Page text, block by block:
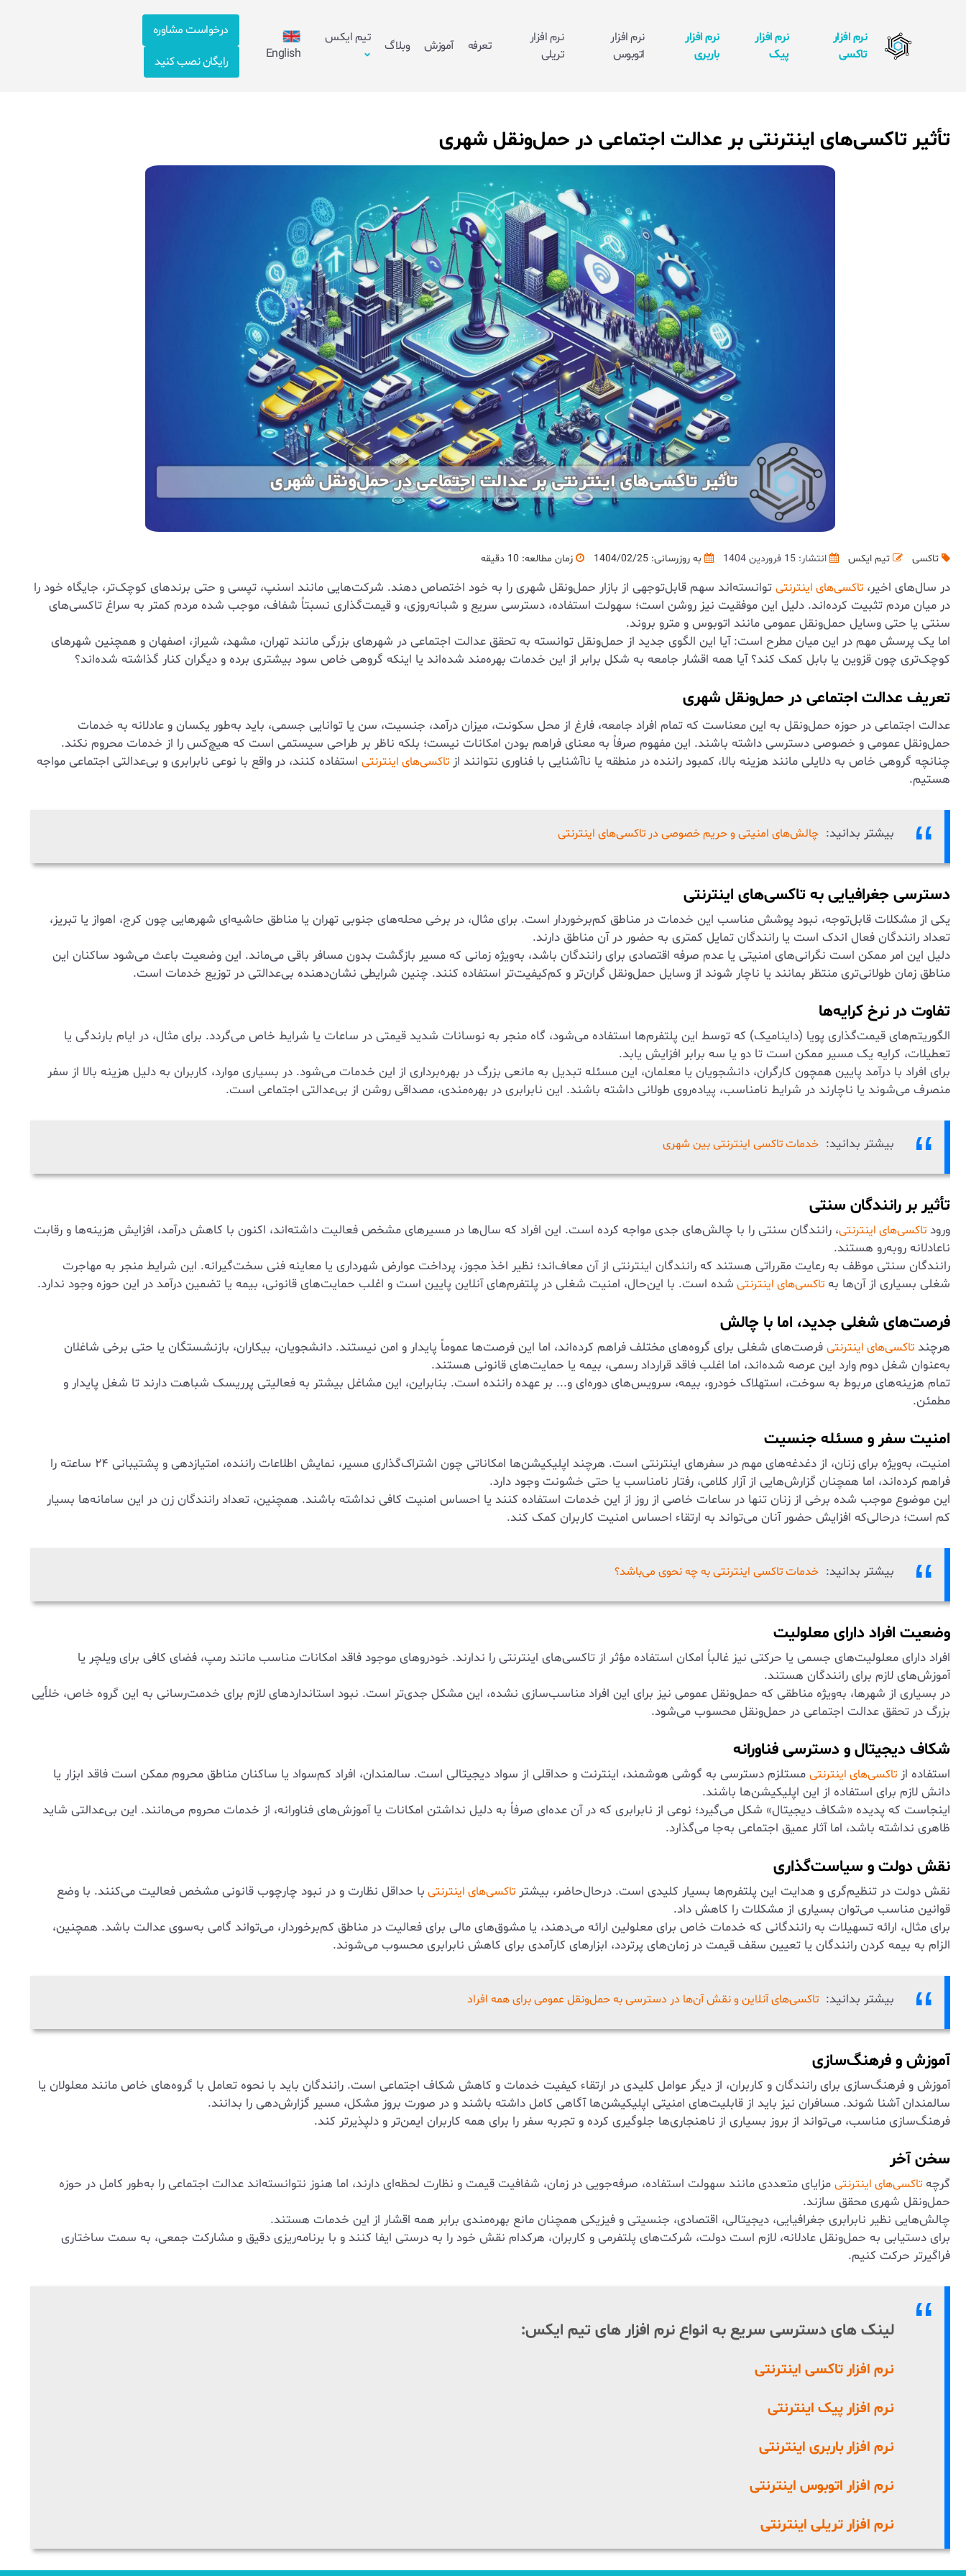
نرم افزار
تاکسی
نرم افزار
پیک
نرم افزار
باربری
نرم افزار
اتوبوس
نرم افزار
تریلی
تعرفه آموزش وبلاگ
تیم ایکس
English
درخواست مشاوره
رایگان نصب کنید
تأثیر تاکسی‌های اینترنتی بر عدالت اجتماعی در حمل‌ونقل شهری
تاکسی تیم ایکس انتشار: 15 فروردین 1404 به روزرسانی: 1404/02/25 زمان مطالعه: 10 دقیقه
در سال‌های اخیر، تاکسی‌های اینترنتی توانسته‌اند سهم قابل‌توجهی از بازار حمل‌ونقل شهری را به خود اختصاص دهند. شرکت‌هایی مانند اسنپ، تپسی و حتی برندهای کوچک‌تر، جایگاه خود را
در میان مردم تثبیت کرده‌اند. دلیل این موفقیت نیز روشن است؛ سهولت استفاده، دسترسی سریع و شبانه‌روزی، و قیمت‌گذاری نسبتاً شفاف، موجب شده مردم کمتر به سراغ تاکسی‌های
سنتی یا حتی وسایل حمل‌ونقل عمومی مانند اتوبوس و مترو بروند.
اما یک پرسش مهم در این میان مطرح است: آیا این الگوی جدید از حمل‌ونقل توانسته به تحقق عدالت اجتماعی در شهرهای بزرگی مانند تهران، مشهد، شیراز، اصفهان و همچنین شهرهای
کوچک‌تری چون قزوین یا بابل کمک کند؟ آیا همه اقشار جامعه به شکل برابر از این خدمات بهره‌مند شده‌اند یا اینکه گروهی خاص سود بیشتری برده و دیگران کنار گذاشته شده‌اند؟
تعریف عدالت اجتماعی در حمل‌ونقل شهری
عدالت اجتماعی در حوزه حمل‌ونقل به این معناست که تمام افراد جامعه، فارغ از محل سکونت، میزان درآمد، جنسیت، سن یا توانایی جسمی، باید به‌طور یکسان و عادلانه به خدمات
حمل‌ونقل عمومی و خصوصی دسترسی داشته باشند. این مفهوم صرفاً به معنای فراهم بودن امکانات نیست؛ بلکه ناظر بر طراحی سیستمی است که هیچ‌کس را از خدمات محروم نکند.
چنانچه گروهی خاص به دلایلی مانند هزینه بالا، کمبود راننده در منطقه یا ناآشنایی با فناوری نتوانند از تاکسی‌های اینترنتی استفاده کنند، در واقع با نوعی نابرابری و بی‌عدالتی اجتماعی مواجه
هستیم.
بیشتر بدانید: چالش‌های امنیتی و حریم خصوصی در تاکسی‌های اینترنتی
دسترسی جغرافیایی به تاکسی‌های اینترنتی
یکی از مشکلات قابل‌توجه، نبود پوشش مناسب این خدمات در مناطق کم‌برخوردار است. برای مثال، در برخی محله‌های جنوبی تهران یا مناطق حاشیه‌ای شهرهایی چون کرج، اهواز یا تبریز،
تعداد رانندگان فعال اندک است یا رانندگان تمایل کمتری به حضور در آن مناطق دارند.
دلیل این امر ممکن است نگرانی‌های امنیتی یا عدم صرفه اقتصادی برای رانندگان باشد، به‌ویژه زمانی که مسیر بازگشت بدون مسافر باقی می‌ماند. این وضعیت باعث می‌شود ساکنان این
مناطق زمان طولانی‌تری منتظر بمانند یا ناچار شوند از وسایل حمل‌ونقل گران‌تر و کم‌کیفیت‌تر استفاده کنند. چنین شرایطی نشان‌دهنده بی‌عدالتی در توزیع خدمات است.
تفاوت در نرخ کرایه‌ها
الگوریتم‌های قیمت‌گذاری پویا (داینامیک) که توسط این پلتفرم‌ها استفاده می‌شود، گاه منجر به نوسانات شدید قیمتی در ساعات یا شرایط خاص می‌گردد. برای مثال، در ایام بارندگی یا
تعطیلات، کرایه یک مسیر ممکن است تا دو یا سه برابر افزایش یابد.
برای افراد با درآمد پایین همچون کارگران، دانشجویان یا معلمان، این مسئله تبدیل به مانعی بزرگ در بهره‌برداری از این خدمات می‌شود. در بسیاری موارد، کاربران به دلیل هزینه بالا از سفر
منصرف می‌شوند یا ناچارند در شرایط نامناسب، پیاده‌روی طولانی داشته باشند. این نابرابری در بهره‌مندی، مصداقی روشن از بی‌عدالتی اجتماعی است.
بیشتر بدانید: خدمات تاکسی اینترنتی بین شهری
تأثیر بر رانندگان سنتی
ورود تاکسی‌های اینترنتی، رانندگان سنتی را با چالش‌های جدی مواجه کرده است. این افراد که سال‌ها در مسیرهای مشخص فعالیت داشته‌اند، اکنون با کاهش درآمد، افزایش هزینه‌ها و رقابت
ناعادلانه روبه‌رو هستند.
رانندگان سنتی موظف به رعایت مقرراتی هستند که رانندگان اینترنتی از آن معاف‌اند؛ نظیر اخذ مجوز، پرداخت عوارض شهرداری یا معاینه فنی سخت‌گیرانه. این شرایط منجر به مهاجرت
شغلی بسیاری از آن‌ها به تاکسی‌های اینترنتی شده است. با این‌حال، امنیت شغلی در پلتفرم‌های آنلاین پایین است و اغلب حمایت‌های قانونی، بیمه یا تضمین درآمد در این حوزه وجود ندارد.
فرصت‌های شغلی جدید، اما با چالش
هرچند تاکسی‌های اینترنتی فرصت‌های شغلی برای گروه‌های مختلف فراهم کرده‌اند، اما این فرصت‌ها عموماً پایدار و امن نیستند. دانشجویان، بیکاران، بازنشستگان یا حتی برخی شاغلان
به‌عنوان شغل دوم وارد این عرصه شده‌اند، اما اغلب فاقد قرارداد رسمی، بیمه یا حمایت‌های قانونی هستند.
تمام هزینه‌های مربوط به سوخت، استهلاک خودرو، بیمه، سرویس‌های دوره‌ای و... بر عهده راننده است. بنابراین، این مشاغل بیشتر به فعالیتی پرریسک شباهت دارند تا شغل پایدار و
مطمئن.
امنیت سفر و مسئله جنسیت
امنیت، به‌ویژه برای زنان، از دغدغه‌های مهم در سفرهای اینترنتی است. هرچند اپلیکیشن‌ها امکاناتی چون اشتراک‌گذاری مسیر، نمایش اطلاعات راننده، امتیازدهی و پشتیبانی ۲۴ ساعته را
فراهم کرده‌اند، اما همچنان گزارش‌هایی از آزار کلامی، رفتار نامناسب یا حتی خشونت وجود دارد.
این موضوع موجب شده برخی از زنان تنها در ساعات خاصی از روز از این خدمات استفاده کنند یا احساس امنیت کافی نداشته باشند. همچنین، تعداد رانندگان زن در این سامانه‌ها بسیار
کم است؛ درحالی‌که افزایش حضور آنان می‌تواند به ارتقاء احساس امنیت کاربران کمک کند.
بیشتر بدانید: خدمات تاکسی اینترنتی به چه نحوی می‌باشد؟
وضعیت افراد دارای معلولیت
افراد دارای معلولیت‌های جسمی یا حرکتی نیز غالباً امکان استفاده مؤثر از تاکسی‌های اینترنتی را ندارند. خودروهای موجود فاقد امکانات مناسب مانند رمپ، فضای کافی برای ویلچر یا
آموزش‌های لازم برای رانندگان هستند.
در بسیاری از شهرها، به‌ویژه مناطقی که حمل‌ونقل عمومی نیز برای این افراد مناسب‌سازی نشده، این مشکل جدی‌تر است. نبود استانداردهای لازم برای خدمت‌رسانی به این گروه خاص، خلأیی
بزرگ در تحقق عدالت اجتماعی در حمل‌ونقل محسوب می‌شود.
شکاف دیجیتال و دسترسی فناورانه
استفاده از تاکسی‌های اینترنتی مستلزم دسترسی به گوشی هوشمند، اینترنت و حداقلی از سواد دیجیتالی است. سالمندان، افراد کم‌سواد یا ساکنان مناطق محروم ممکن است فاقد ابزار یا
دانش لازم برای استفاده از این اپلیکیشن‌ها باشند.
اینجاست که پدیده «شکاف دیجیتال» شکل می‌گیرد؛ نوعی از نابرابری که در آن عده‌ای صرفاً به دلیل نداشتن امکانات یا آموزش‌های فناورانه، از خدمات محروم می‌مانند. این بی‌عدالتی شاید
ظاهری نداشته باشد، اما آثار عمیق اجتماعی به‌جا می‌گذارد.
نقش دولت و سیاست‌گذاری
نقش دولت در تنظیم‌گری و هدایت این پلتفرم‌ها بسیار کلیدی است. درحال‌حاضر، بیشتر تاکسی‌های اینترنتی با حداقل نظارت و در نبود چارچوب قانونی مشخص فعالیت می‌کنند. با وضع
قوانین مناسب می‌توان بسیاری از مشکلات را کاهش داد.
برای مثال، ارائه تسهیلات به رانندگانی که خدمات خاص برای معلولین ارائه می‌دهند، یا مشوق‌های مالی برای فعالیت در مناطق کم‌برخوردار، می‌تواند گامی به‌سوی عدالت باشد. همچنین،
الزام به بیمه کردن رانندگان یا تعیین سقف قیمت در زمان‌های پرتردد، ابزارهای کارآمدی برای کاهش نابرابری محسوب می‌شوند.
بیشتر بدانید: تاکسی‌های آنلاین و نقش آن‌ها در دسترسی به حمل‌ونقل عمومی برای همه افراد
آموزش و فرهنگ‌سازی
آموزش و فرهنگ‌سازی برای رانندگان و کاربران، از دیگر عوامل کلیدی در ارتقاء کیفیت خدمات و کاهش شکاف اجتماعی است. رانندگان باید با نحوه تعامل با گروه‌های خاص مانند معلولان یا
سالمندان آشنا شوند. مسافران نیز باید از قابلیت‌های امنیتی اپلیکیشن‌ها آگاهی کامل داشته باشند و در صورت بروز مشکل، مسیر گزارش‌دهی را بدانند.
فرهنگ‌سازی مناسب، می‌تواند از بروز بسیاری از ناهنجاری‌ها جلوگیری کرده و تجربه سفر را برای همه کاربران ایمن‌تر و دلپذیرتر کند.
سخن آخر
گرچه تاکسی‌های اینترنتی مزایای متعددی مانند سهولت استفاده، صرفه‌جویی در زمان، شفافیت قیمت و نظارت لحظه‌ای دارند، اما هنوز نتوانسته‌اند عدالت اجتماعی را به‌طور کامل در حوزه
حمل‌ونقل شهری محقق سازند.
چالش‌هایی نظیر نابرابری جغرافیایی، دیجیتالی، اقتصادی، جنسیتی و فیزیکی همچنان مانع بهره‌مندی برابر همه اقشار از این خدمات هستند.
برای دستیابی به حمل‌ونقل عادلانه، لازم است دولت، شرکت‌های پلتفرمی و کاربران، هرکدام نقش خود را به درستی ایفا کنند و با برنامه‌ریزی دقیق و مشارکت جمعی، به سمت ساختاری
فراگیرتر حرکت کنیم.
لینک های دسترسی سریع به انواع نرم افزار های تیم ایکس:
نرم افزار تاکسی اینترنتی
نرم افزار پیک اینترنتی
نرم افزار باربری اینترنتی
نرم افزار اتوبوس اینترنتی
نرم افزار تریلی اینترنتی